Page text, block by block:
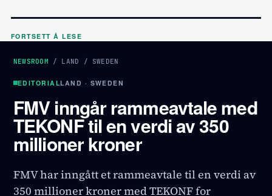
FORTSETT Å LESE
NEWSROOM / LAND / SWEDEN
EDITORIALLAND · SWEDEN
FMV inngår rammeavtale med
TEKONF til en verdi av 350
millioner kroner
FMV har inngått et rammeavtale til en verdi av
350 millioner kroner med TEKONF for